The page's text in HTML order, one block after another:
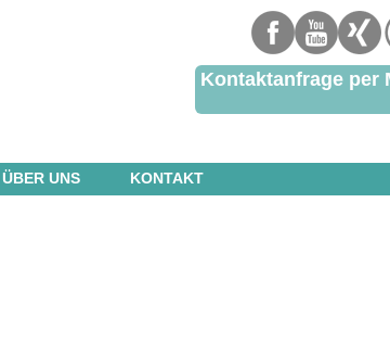
Kontaktanfrage per
ÜBER UNS KONTAKT